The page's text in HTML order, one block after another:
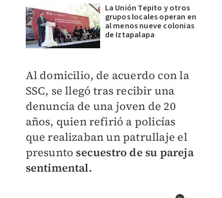
La Unión Tepito y otros
grupos locales operan en
al menos nueve colonias
de Iztapalapa
Al domicilio, de acuerdo con la
SSC, se llegó tras recibir una
denuncia de una joven de 20
años, quien refirió a policías
que realizaban un patrullaje el
presunto secuestro de su pareja
sentimental.